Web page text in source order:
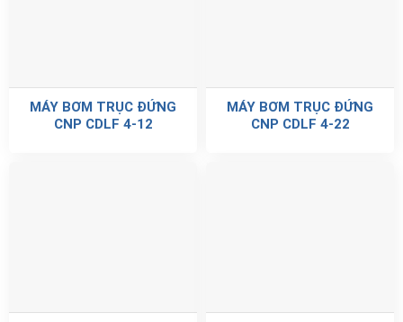
MÁY BƠM TRỤC ĐỨNG
CNP CDLF 4-12
MÁY BƠM TRỤC ĐỨNG
CNP CDLF 4-22